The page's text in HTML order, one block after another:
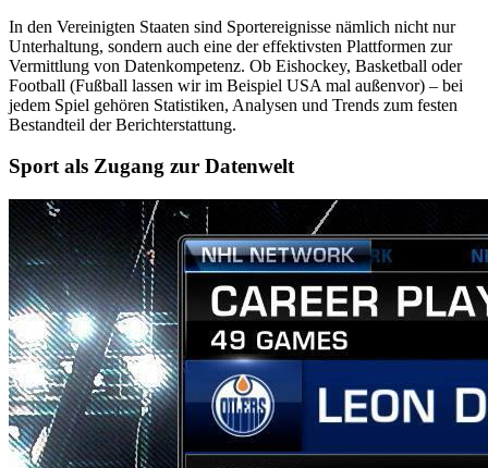
In den Vereinigten Staaten sind Sportereignisse nämlich nicht nur
Unterhaltung, sondern auch eine der effektivsten Plattformen zur
Vermittlung von Datenkompetenz. Ob Eishockey, Basketball oder
Football (Fußball lassen wir im Beispiel USA mal außenvor) – bei
jedem Spiel gehören Statistiken, Analysen und Trends zum festen
Bestandteil der Berichterstattung.
Sport als Zugang zur Datenwelt